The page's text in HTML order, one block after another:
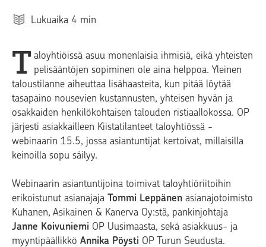
Lukuaika 4 min
T aloyhtiöissä asuu monenlaisia ihmisiä, eikä yhteisten
pelisääntöjen sopiminen ole aina helppoa. Yleinen
taloustilanne aiheuttaa lisähaasteita, kun pitää löytää
tasapaino nousevien kustannusten, yhteisen hyvän ja
osakkaiden henkilökohtaisen talouden ristiaallokossa. OP
järjesti asiakkailleen Kiistatilanteet taloyhtiössä -
webinaarin 15.5, jossa asiantuntijat kertoivat, millaisilla
keinoilla sopu säilyy.
Webinaarin asiantuntijoina toimivat taloyhtiöriitoihin
erikoistunut asianajaja Tommi Leppänen asianajotoimisto
Kuhanen, Asikainen & Kanerva Oy:stä, pankinjohtaja
Janne Koivuniemi OP Uusimaasta, sekä asiakkuus- ja
myyntipäällikkö Annika Pöysti OP Turun Seudusta.